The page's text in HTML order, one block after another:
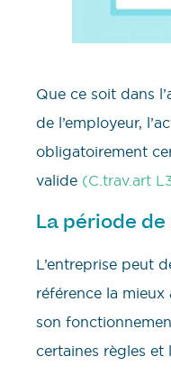
Que ce soit dans
de l’employeur,
obligatoirement
valide (C.trav.art
La période
L’entreprise peut
référence la
son
certaines règles et